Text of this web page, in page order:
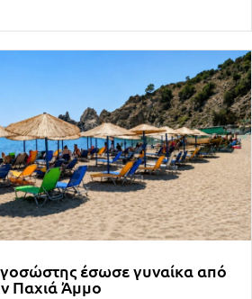
έσωσε γυναίκα από
Παχιά Άμμο